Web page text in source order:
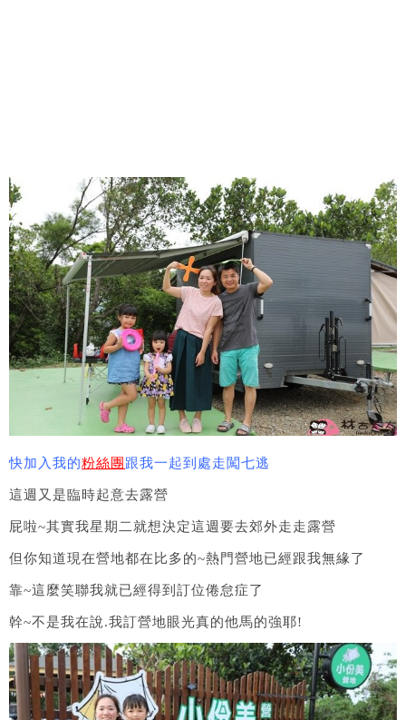
快加入我的粉絲團 跟我一起到處走闖七逃
這週又是臨時起意去露營
屁啦~其實我星期二就想決定這週要去郊外走走露營
但你知道現在營地都在比多的~熱門營地已經跟我無緣了
靠~這麼笑聯我就已經得到訂位倦怠症了
幹~不是我在說.我訂營地眼光真的他馬的強耶!